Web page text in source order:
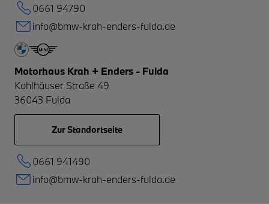
0661 94790
info@bmw-krah-enders-fulda.de
Motorhaus Krah + Enders - Fulda
Kohlhäuser Straße 49
36043 Fulda
Zur Standortseite
0661 941490
info@bmw-krah-enders-fulda.de